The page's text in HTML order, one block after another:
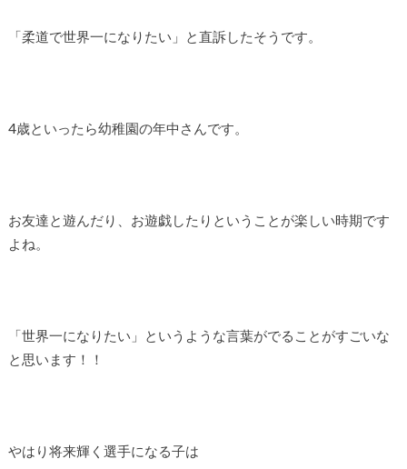
「柔道で世界一になりたい」と直訴したそうです。
4歳といったら幼稚園の年中さんです。
お友達と遊んだり、お遊戯したりということが楽しい時期です
よね。
「世界一になりたい」というような言葉がでることがすごいな
と思います！！
やはり将来輝く選手になる子は